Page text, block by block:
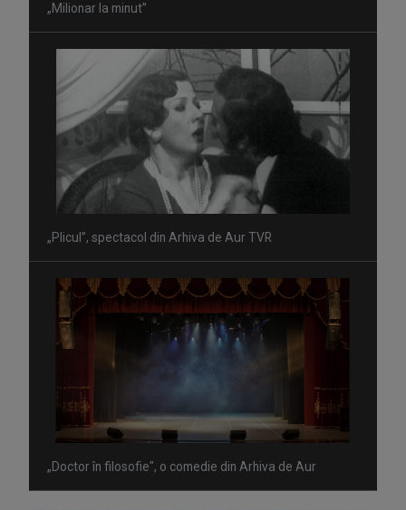
„Milionar la minut”
„Plicul”, spectacol din Arhiva de Aur TVR
„Doctor în filosofie", o comedie din Arhiva de Aur